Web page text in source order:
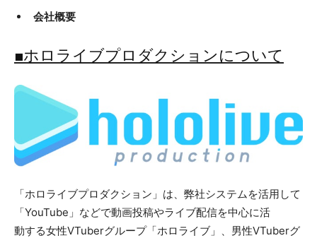
会社概要
■ホロライブプロダクションについて
「ホロライブプロダクション」は、弊社システムを活用して
「YouTube」などで動画投稿やライブ配信を中心に活
動する女性VTuberグループ「ホロライブ」、男性VTuberグ